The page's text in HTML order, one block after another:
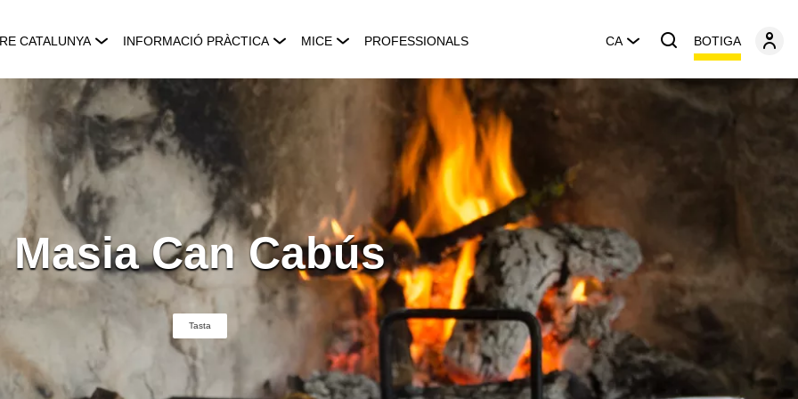
CATALUNYA INFORMACIÓ PRÀCTICA MICE PROFESSIONALS CA BOTIGA
Masia Can Cabús
Tasta